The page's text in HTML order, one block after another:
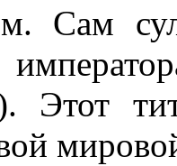
Сам
Этот